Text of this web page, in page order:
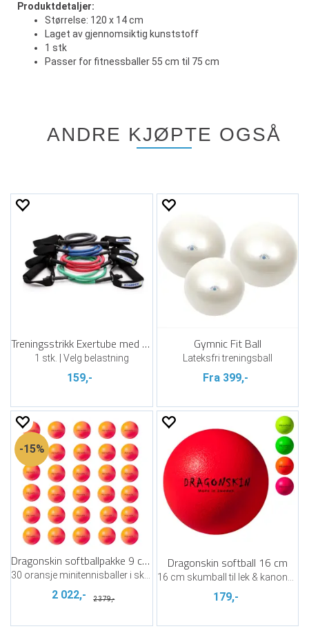
Produktdetaljer:
Størrelse: 120 x 14 cm
Laget av gjennomsiktig kunststoff
1 stk
Passer for fitnessballer 55 cm til 75 cm
ANDRE KJØPTE OGSÅ
Treningsstrikk Exertube med håndtak
1 stk. | Velg belastning
159,-
Gymnic Fit Ball
Lateksfri treningsball
Fra 399,-
15%
Dragonskin softballpakke 9 cm | 30 stk
2 022,- 2 379,-
Dragonskin softball 16 cm
179,-